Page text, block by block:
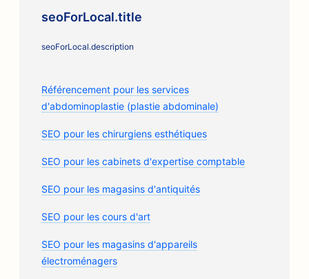
seoForLocal.title
seoForLocal.description
Référencement pour les services
d'abdominoplastie (plastie abdominale)
SEO pour les chirurgiens esthétiques
SEO pour les cabinets d'expertise comptable
SEO pour les magasins d'antiquités
SEO pour les cours d'art
SEO pour les magasins d'appareils
électroménagers